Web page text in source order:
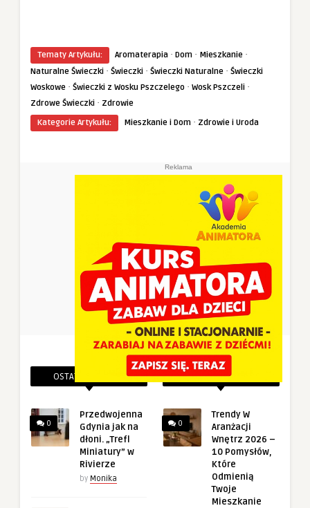
Tematy Artykułu: Aromaterapia · Dom · Mieszkanie ·
Naturalne Świeczki · Świeczki · Świeczki Naturalne · Świeczki
Woskowe · Świeczki z Wosku Pszczelego · Wosk Pszczeli ·
Zdrowe Świeczki · Zdrowie
Kategorie Artykułu:
Mieszkanie i Dom · Zdrowie i Uroda
Reklama
OSTATNIE PINEZKI
0
Przedwojenna
Gdynia jak na
dłoni. „Trefl
Miniatury” w
Rivierze
by Monika
POWIĄZANE PINEZKI
0
Trendy W
Aranżacji
Wnętrz 2026 –
10 Pomysłów,
Które
Odmienią
Twoje
Mieszkanie